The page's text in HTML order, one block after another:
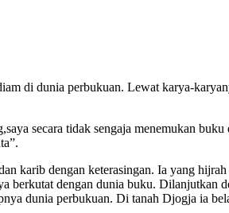
di dunia perbukuan. Lewat karya-
secara tidak sengaja menemukan
karib dengan keterasingan. Ia yang
dengan dunia buku. Dilanjutkan
dunia perbukuan. Di tanah Djogja ia